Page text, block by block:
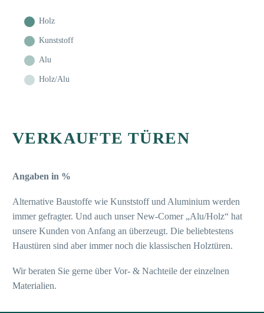
Holz
Kunststoff
Alu
Holz/Alu
VERKAUFTE TÜREN
Angaben in %
Alternative Baustoffe wie Kunststoff und Aluminium werden
immer gefragter. Und auch unser New-Comer „Alu/Holz“ hat
unsere Kunden von Anfang an überzeugt. Die beliebtestens
Haustüren sind aber immer noch die klassischen Holztüren.
Wir beraten Sie gerne über Vor- & Nachteile der einzelnen
Materialien.